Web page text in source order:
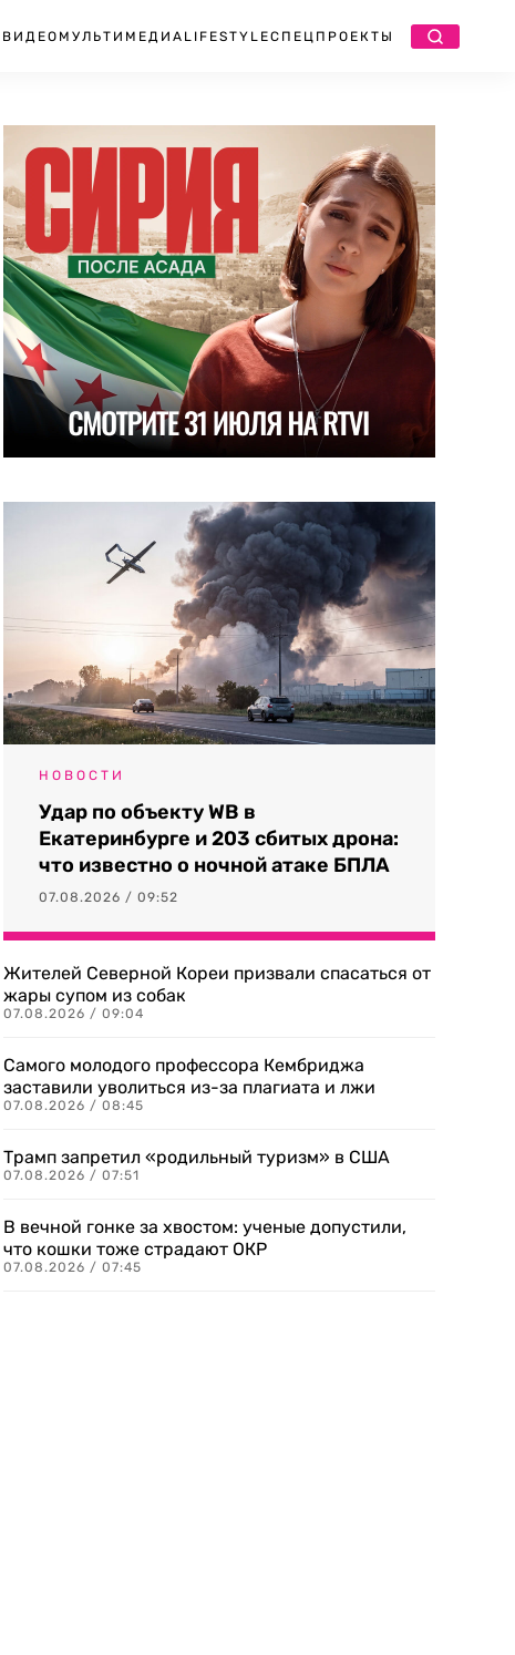
ВИДЕО МУЛЬТИМЕДИА LIFESTYLEСПЕЦПРОЕКТЫ
НОВОСТИ
Удар по объекту WB в
Екатеринбурге и 203 сбитых дрона:
что известно о ночной атаке БПЛА
07.08.2026 / 09:52
Жителей Северной Кореи призвали спасаться от
жары супом из собак
07.08.2026 / 09:04
Самого молодого профессора Кембриджа
заставили уволиться из-за плагиата и лжи
07.08.2026 / 08:45
Трамп запретил «родильный туризм» в США
07.08.2026 / 07:51
В вечной гонке за хвостом: ученые допустили,
что кошки тоже страдают ОКР
07.08.2026 / 07:45